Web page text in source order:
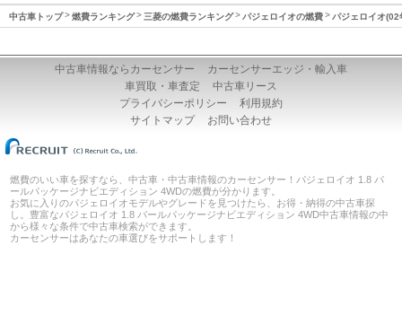
中古車トップ 燃費ランキング 三菱の燃費ランキング パジェロイオの燃費 パジェロイオ
中古車情報ならカーセンサー
カーセンサーエッジ・輸入車
車買取・車査定
中古車リース
プライバシーポリシー
利用規約
サイトマップ
お問い合わせ
燃費のいい車を探すなら、中古車・中古車情報のカーセンサー！パジェロイオ 1.8 パ
ールパッケージナビエディション 4WDの燃費が分かります。
お気に入りのパジェロイオモデルやグレードを見つけたら、お得・納得の中古車探
し。豊富なパジェロイオ 1.8 パールパッケージナビエディション 4WD中古車情報の中
から様々な条件で中古車検索ができます。
カーセンサーはあなたの車選びをサポートします！